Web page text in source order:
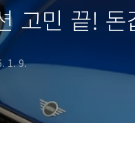
고민 끝!
1. 9.